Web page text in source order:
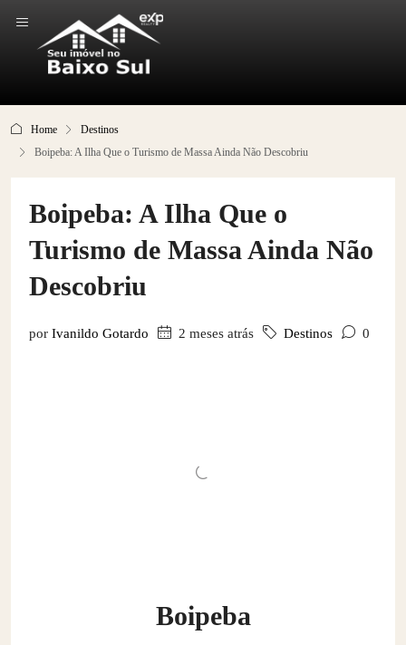
Home
Destinos
Boipeba: A Ilha Que o Turismo de Massa Ainda Não Descobriu
Boipeba: A Ilha Que o
Turismo de Massa Ainda Não
Descobriu
por Ivanildo Gotardo 2 meses atrás Destinos 0
Boipeba